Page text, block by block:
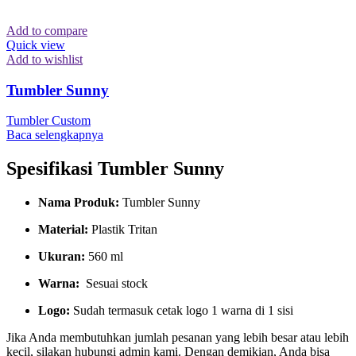
Add to compare
Quick view
Add to wishlist
Tumbler Sunny
Tumbler Custom
Baca selengkapnya
Spesifikasi Tumbler Sunny
Nama Produk: Tumbler Sunny
Material: Plastik Tritan
Ukuran: 560 ml
Warna: Sesuai stock
Logo: Sudah termasuk cetak logo 1 warna di 1 sisi
Jika Anda membutuhkan jumlah pesanan yang lebih besar atau lebih
kecil, silakan hubungi admin kami. Dengan demikian, Anda bisa